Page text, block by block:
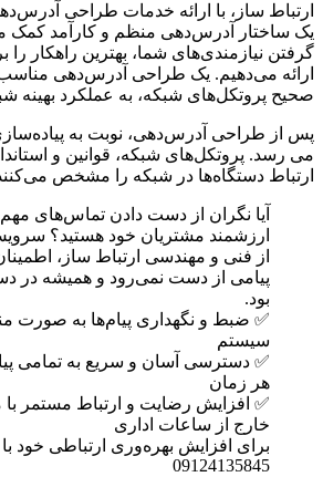
یک ساختار آدرس‌دهی منظم و کارآمد کمک
گرفتن نیازمندی‌های شما، بهترین راهکار را
ارائه می‌دهیم. یک طراحی آدرس‌دهی
صحیح پروتکل‌های شبکه، به عملکرد بهینه
پس از طراحی آدرس‌دهی، نوبت به
می رسد. پروتکل‌های شبکه، قوانین و
ارتباط دستگاه‌ها در شبکه را مشخص
آیا نگران از دست دادن تماس‌های مهم
ارزشمند مشتریان خود هستید؟
از فنی و مهندسی ارتباط ساز،
پیامی از دست نمی‌رود و همیشه در
بود.
✅ ضبط و نگهداری پیام‌ها به صورت
سیستم
✅ دسترسی آسان و سریع به تمامی
هر زمان
✅ افزایش رضایت و ارتباط مستمر
خارج از ساعات اداری
برای افزایش بهره‌وری ارتباطی خود
09124135845